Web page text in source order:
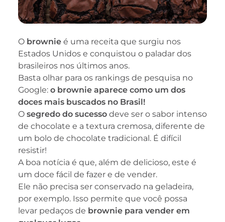
O brownie é uma receita que surgiu nos
Estados Unidos e conquistou o paladar dos
brasileiros nos últimos anos.
Basta olhar para os rankings de pesquisa no
Google: o brownie aparece como um dos
doces mais buscados no Brasil!
O segredo do sucesso deve ser o sabor intenso
de chocolate e a textura cremosa, diferente de
um bolo de chocolate tradicional. É difícil
resistir!
A boa notícia é que, além de delicioso, este é
um doce fácil de fazer e de vender.
Ele não precisa ser conservado na geladeira,
por exemplo. Isso permite que você possa
levar pedaços de brownie para vender em